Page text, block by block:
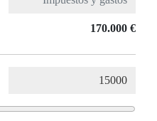
170.000 €